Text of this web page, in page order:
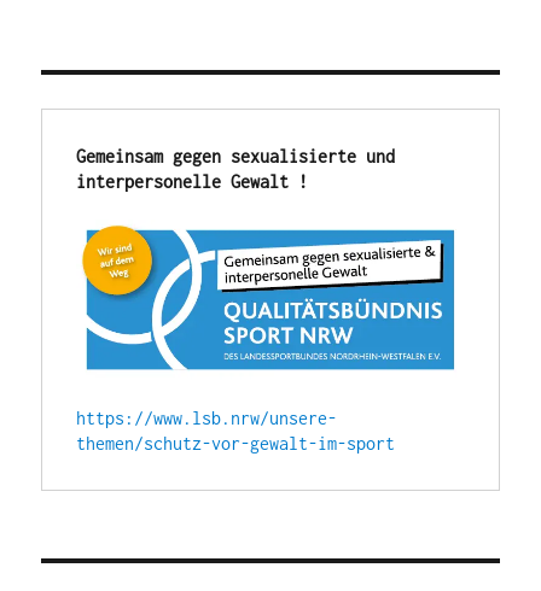
Freitag
21.
Juni
zum
Sonntag
den
23.
Gemeinsam gegen sexualisierte und
interpersonelle Gewalt !
https://www.lsb.nrw/unsere-
themen/schutz-vor-gewalt-im-sport